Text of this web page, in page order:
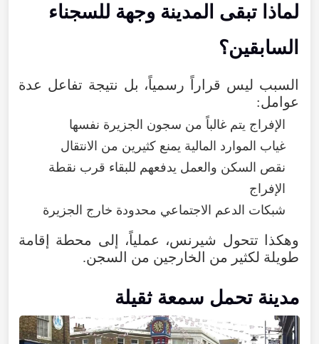
لماذا تبقى المدينة وجهة للسجناء
السابقين؟
السبب ليس قراراً رسمياً، بل نتيجة تفاعل عدة
عوامل:
الإفراج يتم غالباً من سجون الجزيرة نفسها
غياب الموارد المالية يمنع كثيرين من الانتقال
نقص السكن والعمل يدفعهم للبقاء قرب نقطة
الإفراج
شبكات الدعم الاجتماعي محدودة خارج الجزيرة
وهكذا تتحول شيرنس، عملياً، إلى محطة
إقامة
طويلة لكثير من الخارجين من السجن.
مدينة تحمل سمعة ثقيلة